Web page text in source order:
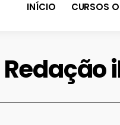
INÍCIO CURSOS
Redação